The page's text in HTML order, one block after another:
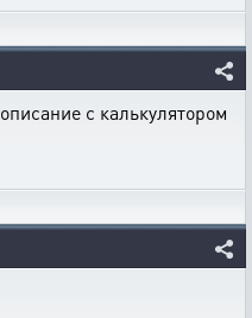
описание с калькулятором